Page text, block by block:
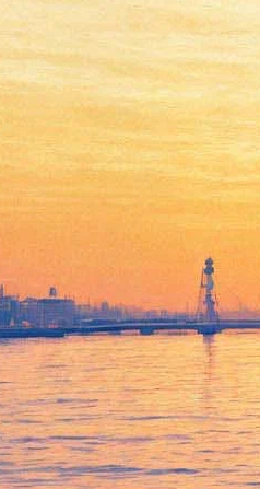
в
войн"
для печати
в первом спин-оффе
намечена на декабрь
Entertainment Weekly со
в картине в качестве
развернется между
эпизодов саги. На первый
которой предстоит
смерти» до того, как ее